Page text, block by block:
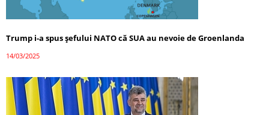
Trump i-a spus șefului NATO că SUA au nevoie de Groenlanda
14/03/2025